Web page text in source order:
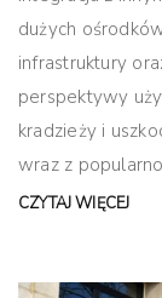
dużych
infrastruktury
perspektywy
kradzieży i
wraz z
CZYTAJ WIĘCEJ